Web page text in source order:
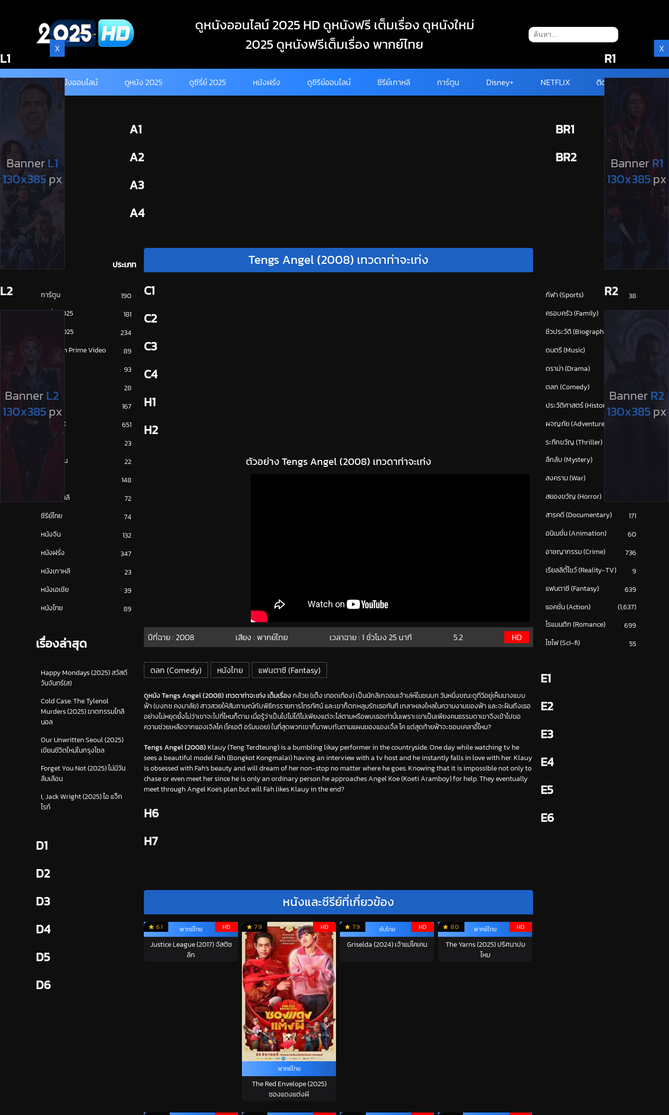
ดูหนังออนไลน์ 2025 HD ดูหนังฟรี เต็มเรื่อง ดูหนังใหม่
2025 ดูหนังฟรีเต็มเรื่อง พากย์ไทย
ดูหนังออนไลน์ ดูหนัง 2025 ดูซีรี่ย์ 2025 หนังฝรั่ง ดูซีรีย์ออนไลน์ ซีรีย์เกาหลี การ์ตูน Disney+ NETFLIX ติดต่อ
BL2
A1
A2
A3
A4
BR1
BR2
ประเภท
การ์ตูน
190
ดูซีรี่ย์ 2025
181
ดูหนัง 2025
234
Amazon Prime Video
89
Disney+
93
28
iQiYi
167
NETFLIX
651
23
ซีรีย์ญี่ปุ่น
22
148
ซีรีย์เกาหลี
72
ซีรีย์ไทย
74
หนังจีน
132
หนังฝรั่ง
347
หนังเกาหลี
23
หนังเอเชีย
39
หนังไทย
89
เรื่องล่าสุด
Happy Mondays (2025) สวัสดี
วันจันทร์(ส)
Cold Case: The Tylenol
Murders (2025) ฆาตกรรมไทลิ
นอล
Our Unwritten Seoul (2025)
เขียนชีวิตใหม่ในกรุงโซล
Forget You Not (2025) ไม่มีวัน
ลืมเลือน
I, Jack Wright (2025) ไอ แจ็ก
ไรท์
D1
D2
D3
D4
D5
D6
Tengs Angel (2008) เทวดาท่าจะเท่ง
C1
C2
C3
C4
H1
H2
ตัวอย่าง Tengs Angel (2008) เทวดาท่าจะเท่ง
ปีที่ฉาย : 2008 เสียง : พากย์ไทย เวลาฉาย : 1 ชั่วโมง 25 นาที 5.2 HD
ตลก (Comedy) หนังไทย แฟนตาซี (Fantasy)
ดูหนัง Tengs Angel (2008) เทวดาท่าจะเท่ง เต็มเรื่องกล้วย (เต็ง เทอดเทือง) เป็นนักลิเกจอมเจ้าเล่ห์ในชนบท วันหนึ่งขณะดูทีวีอยู่เห็นนางแบบ
ฟ้า (บงกช คงมาลัย) สาวสวยให้สัมภาษณ์กับพิธีกรรายการโทรทัศน์ และเขาก็ตกหลุมรักเธอทันที เกลาหลงใหลในความงามของฟ้า และจะฝันถึงเธอ
อย่างไม่หยุดยั้งไม่ว่าเขาจะไปที่ไหนก็ตาม เมื่อรู้ว่าเป็นไปไม่ได้ไม่เพียงแต่จะไล่ตามหรือพบเธอเท่านั้นเพราะเขาเป็นเพียงคนธรรมดาเขาจึงเข้าไปขอ
ความช่วยเหลือจากแองเจิลโค (โคเอติ อรัมบอย) ในที่สุดพวกเขาก็มาพบกันตามแผนของแองเจิ้ล โค แต่สุดท้ายฟ้าจะชอบเคลาอี้ไหม?
Tengs Angel (2008) Klauy (Teng Terdteung) is a bumbling likay performer in the countryside. One day while watching tv he
sees a beautiful model Fah (Bongkot Kongmalai) having an interview with a tv host and he instantly falls in love with her. Klauy
is obsessed with Fah's beauty and will dream of her non-stop no matter where he goes. Knowing that it is impossible not only to
chase or even meet her since he is only an ordinary person he approaches Angel Koe (Koeti Aramboy) for help. They eventually
meet through Angel Koe's plan but will Fah likes Klauy in the end?
H6
H7
หนังและซีรีย์ที่เกี่ยวข้อง
6.1 HD
พากย์ไทย
Justice League (2017) จัสติซ
ลีก
7.9 HD
พากย์ไทย
The Red Envelope (2025)
ซองแดงแต่งผี
7.9 HD
ซับไทย
Griselda (2024) เจ้าแม่โคเคน
8.0 HD
พากย์ไทย
The Yarns (2025) ปริศนาปม
ไหม
กีฬา (Sports)
38
ครอบครัว (Family)
ชีวประวัติ (Biography)
ดนตรี (Music)
ดราม่า (Drama)
ตลก (Comedy)
ประวัติศาสตร์ (History)
43
ผจญภัย (Adventure)
ระทึกขวัญ (Thriller)
ลึกลับ (Mystery)
สงคราม (War)
สยองขวัญ (Horror)
สารคดี (Documentary)
171
อนิเมชั่น (Animation)
60
อาชญากรรม (Crime)
736
เรียลลิตี้โชว์ (Reality-TV)
9
แฟนตาซี (Fantasy)
639
แอคชั่น (Action)
(1,637)
โรแมนติก (Romance)
699
ไซไฟ (Sci-fi)
55
E1
E2
E3
E4
E5
E6
X
L1
L2
X
R1
R2